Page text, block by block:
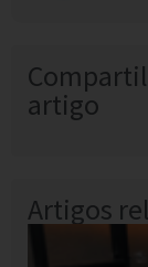
artigo
Artigos